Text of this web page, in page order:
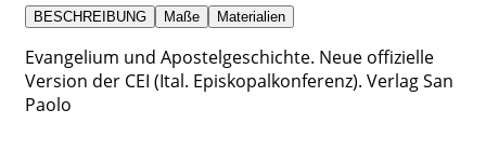
BESCHREIBUNG Maße Materialien
Evangelium und Apostelgeschichte. Neue offizielle
Version der CEI (Ital. Episkopalkonferenz). Verlag San
Paolo